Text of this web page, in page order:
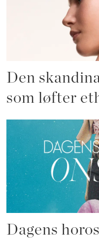
Den
som løfter
Dagens